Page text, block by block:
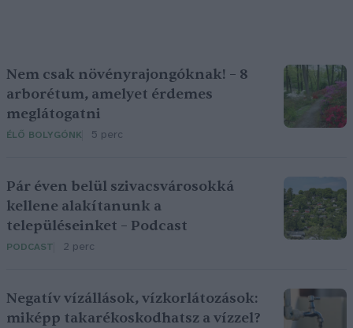
Nem csak növényrajongóknak! – 8
arborétum, amelyet érdemes
meglátogatni
ÉLŐ BOLYGÓNK 5 perc
Pár éven belül szivacsvárosokká
kellene alakítanunk a
településeinket – Podcast
PODCAST 2 perc
Negatív vízállások, vízkorlátozások:
miképp takarékoskodhatsz a vízzel?